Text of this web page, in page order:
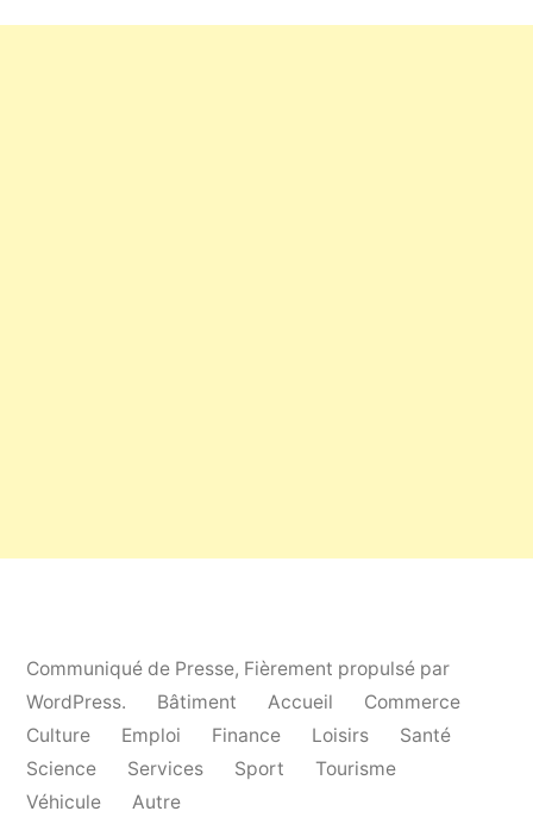
Communiqué de Presse, Fièrement propulsé par
WordPress.
Bâtiment Accueil
Commerce
Culture
Emploi Finance Loisirs
Santé
Science
Services Sport
Tourisme
Véhicule
Autre